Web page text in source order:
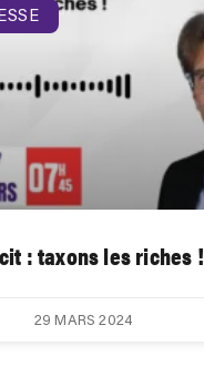
: taxons les riches !
29 MARS 2024